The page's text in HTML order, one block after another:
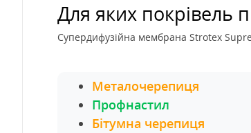
Для яких покрівель
Супердифузійна мембрана Strotex
Металочерепиця
Профнастил
Бітумна черепиця